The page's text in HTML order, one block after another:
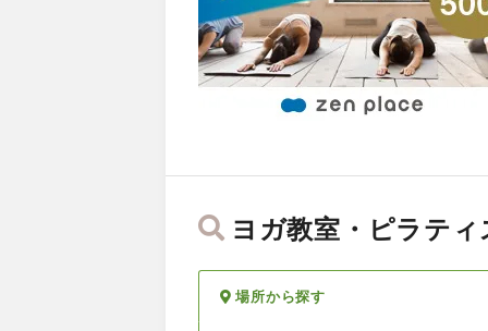
ヨガ教室・ピラティ
場所から探す